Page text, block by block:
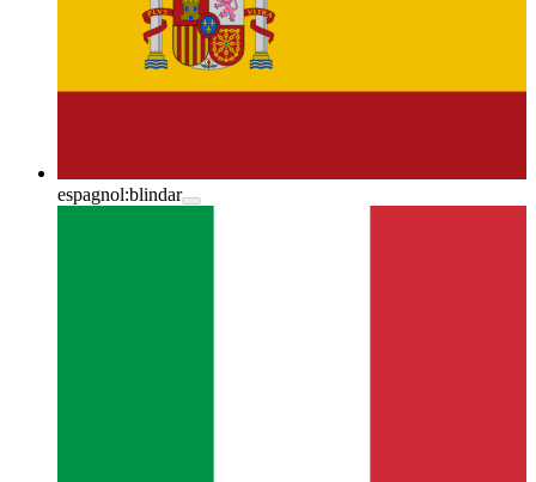
espagnol:blindar